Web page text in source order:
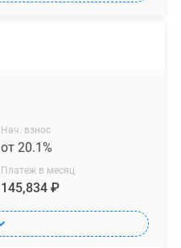
Нач. взнос
от 20.1%
Платеж в месяц
145,834 ₽